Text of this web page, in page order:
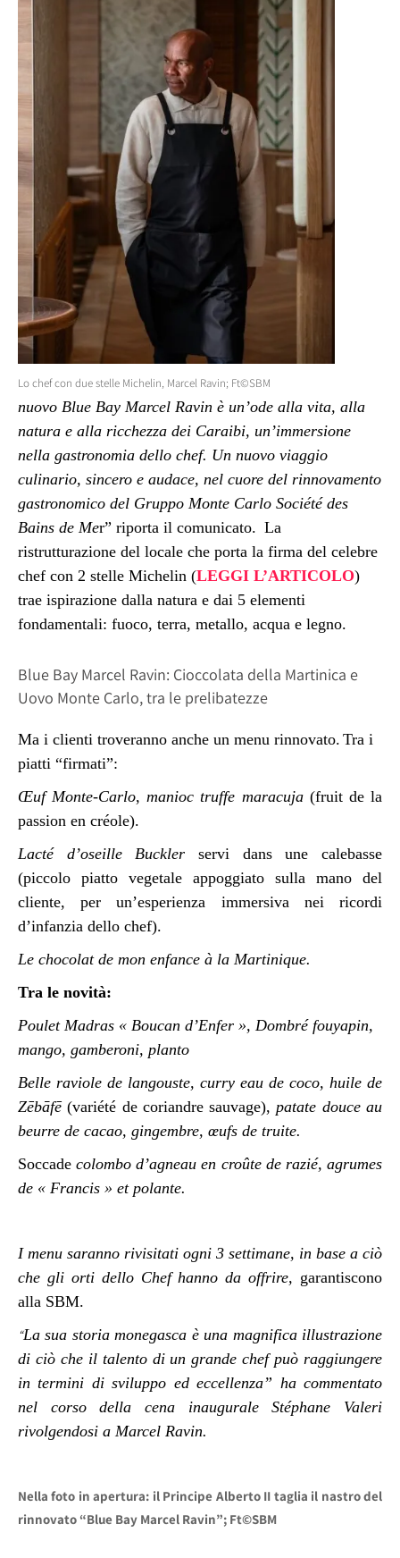
Lo chef con due stelle Michelin, Marcel Ravin; Ft©SBM
nuovo Blue Bay Marcel Ravin è un’ode alla vita, alla
natura e alla ricchezza dei Caraibi, un’immersione
nella gastronomia dello chef. Un nuovo viaggio
culinario, sincero e audace, nel cuore del rinnovamento
gastronomico del Gruppo Monte Carlo Société des
Bains de Mer” riporta il comunicato. La
ristrutturazione del locale che porta la firma del celebre
chef con 2 stelle Michelin (LEGGI L’ARTICOLO)
trae ispirazione dalla natura e dai 5 elementi
fondamentali: fuoco, terra, metallo, acqua e legno.
Blue Bay Marcel Ravin: Cioccolata della Martinica e
Uovo Monte Carlo, tra le prelibatezze
Ma i clienti troveranno anche un menu rinnovato. Tra i
piatti “firmati”:
Œuf Monte-Carlo,manioc truffe maracuja(fruit de la
passion en créole).
Lacté d’oseille Buckler servi dans une calebasse
(piccolo piatto vegetale appoggiato sulla mano del
cliente, per un’esperienza immersiva nei ricordi
d’infanzia dello chef).
Le chocolat de mon enfance à la Martinique.
Tra le novità:
Poulet Madras « Boucan d’Enfer », Dombré fouyapin,
mango, gamberoni, planto
Belle raviole de langouste, curry eau de coco, huile de
Zēbāfē(variété de coriandre sauvage),patate douce au
beurre de cacao, gingembre, œufs de truite.
Soccadecolombo d’agneau en croûte de razié, agrumes
de « Francis » et polante.
I menu saranno rivisitati ogni 3 settimane, in base a ciò
che gli orti dello Chef hanno da offrire, garantiscono
alla SBM.
“La sua storia monegasca è una magnifica illustrazione
di ciò che il talento di un grande chef può raggiungere
in termini di sviluppo ed eccellenza” ha commentato
nel corso della cena inaugurale Stéphane Valeri
rivolgendosi a Marcel Ravin.
Nella foto in apertura: il Principe Alberto II taglia il nastro del
rinnovato “Blue Bay Marcel Ravin”; Ft©SBM